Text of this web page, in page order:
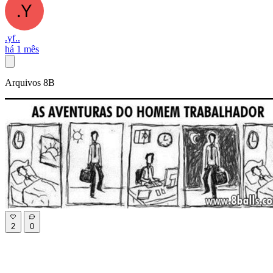
.yf..
há 1 mês
Arquivos 8B
2 0